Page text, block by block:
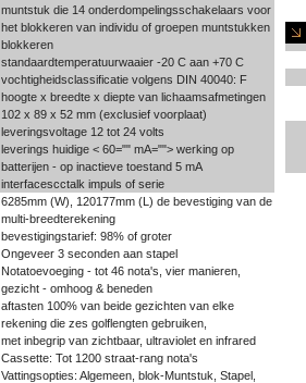
muntstuk die 14 onderdompelingsschakelaars voor
het blokkeren van individu of groepen muntstukken
blokkeren
standaardtemperatuurwaaier -20 C aan +70 C
vochtigheidsclassificatie volgens DIN 40040: F
hoogte x breedte x diepte van lichaamsafmetingen
102 x 89 x 52 mm (exclusief voorplaat)
leveringsvoltage 12 tot 24 volts
leverings huidige < 60="" mA=""> werking op
batterijen - op inactieve toestand 5 mA
interfacescctalk impuls of serie
6285mm (W), 120177mm (L) de bevestiging van de
multi-breedterekening
bevestigingstarief: 98% of groter
Ongeveer 3 seconden aan stapel
Notatoevoeging - tot 46 nota's, vier manieren,
gezicht - omhoog & beneden
aftasten 100% van beide gezichten van elke
rekening die zes golflengten gebruiken,
met inbegrip van zichtbaar, ultraviolet en infrared
Cassette: Tot 1200 straat-rang nota's
Vattingsopties: Algemeen, blok-Muntstuk, Stapel,